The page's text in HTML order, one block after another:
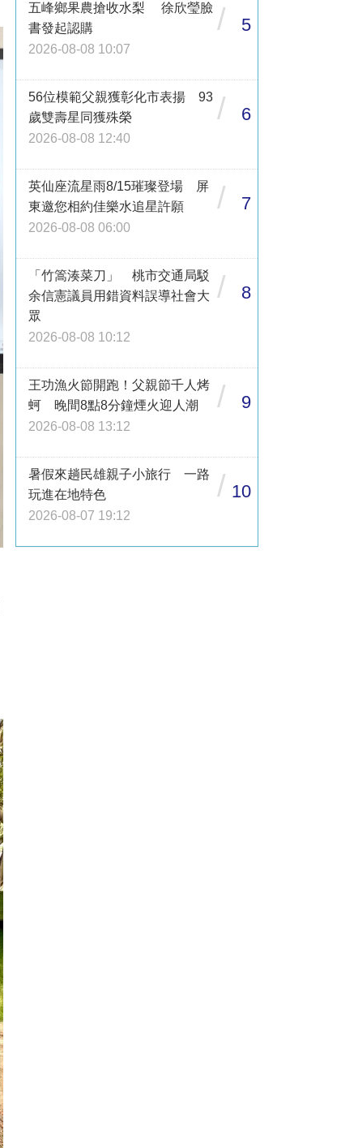
五峰鄉果農搶收水梨 徐欣瑩臉
書發起認購
2026-08-08 10:07
/ 5
56位模範父親獲彰化市表揚 93
歲雙壽星同獲殊榮
2026-08-08 12:40
/ 6
英仙座流星雨8/15璀璨登場 屏
東邀您相約佳樂水追星許願
2026-08-08 06:00
/ 7
「竹篙湊菜刀」 桃市交通局駁
余信憲議員用錯資料誤導社會大
眾
2026-08-08 10:12
/ 8
王功漁火節開跑！父親節千人烤
蚵 晚間8點8分鐘煙火迎人潮
2026-08-08 13:12
/ 9
暑假來趟民雄親子小旅行 一路
玩進在地特色
2026-08-07 19:12
/ 10